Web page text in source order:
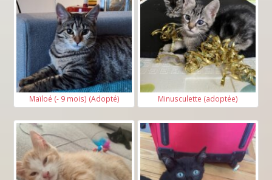
Maïloé (- 9 mois) (Adopté) Minusculette (adoptée)